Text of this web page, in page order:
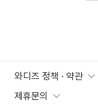
와디즈 정책 · 약관
제휴문의